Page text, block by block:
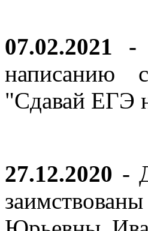
07.02.2021 -
написанию
"Сдавай ЕГЭ
27.12.2020 -